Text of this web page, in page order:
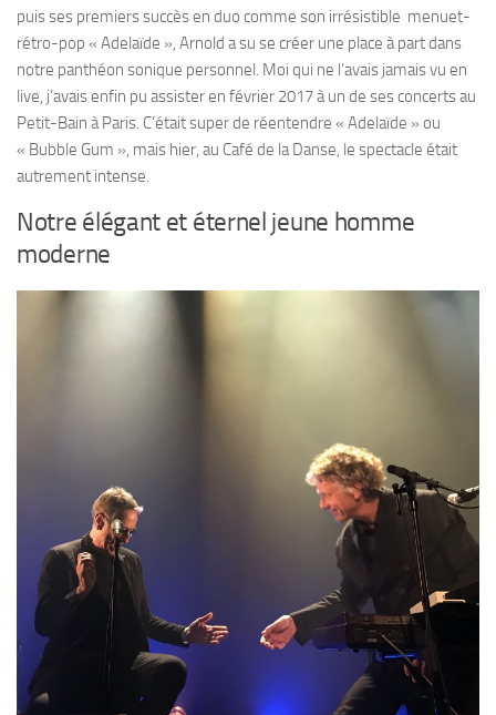
puis ses premiers succès en duo comme son irrésistible menuet-
rétro-pop « Adelaïde », Arnold a su se créer une place à part dans
notre panthéon sonique personnel. Moi qui ne l’avais jamais vu en
live, j’avais enfin pu assister en février 2017 à un de ses concerts au
Petit-Bain à Paris. C’était super de réentendre « Adelaïde » ou
« Bubble Gum », mais hier, au Café de la Danse, le spectacle était
autrement intense.
Notre élégant et éternel jeune homme
moderne